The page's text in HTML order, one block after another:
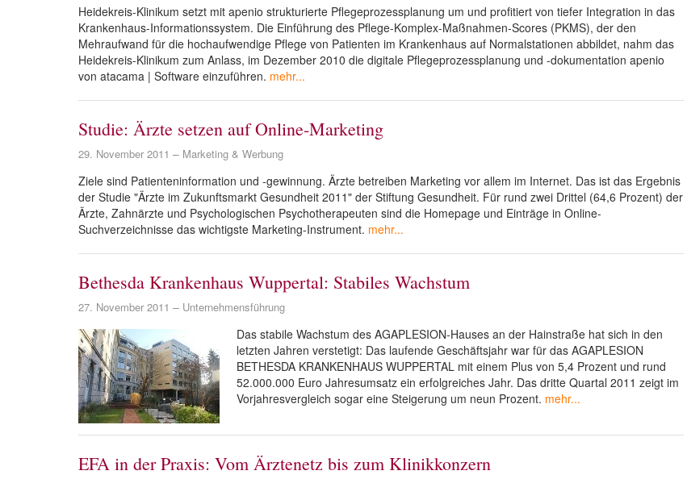
Heidekreis-Klinikum setzt mit apenio strukturierte Pflegeprozessplanung um und profitiert von tiefer Integration in das
Krankenhaus-Informationssystem. Die Einführung des Pflege-Komplex-Maßnahmen-Scores (PKMS), der den
Mehraufwand für die hochaufwendige Pflege von Patienten im Krankenhaus auf Normalstationen abbildet, nahm das
Heidekreis-Klinikum zum Anlass, im Dezember 2010 die digitale Pflegeprozessplanung und -dokumentation apenio
von atacama | Software einzuführen. mehr...
Studie: Ärzte setzen auf Online-Marketing
29. November 2011 Marketing & Werbung
Ziele sind Patienteninformation und -gewinnung. Ärzte betreiben Marketing vor allem im Internet. Das ist das Ergebnis
der Studie "Ärzte im Zukunftsmarkt Gesundheit 2011" der Stiftung Gesundheit. Für rund zwei Drittel (64,6 Prozent) der
Ärzte, Zahnärzte und Psychologischen Psychotherapeuten sind die Homepage und Einträge in Online-
Suchverzeichnisse das wichtigste Marketing-Instrument. mehr...
Bethesda Krankenhaus Wuppertal: Stabiles Wachstum
27. November 2011 Unternehmensführung
Das stabile Wachstum des AGAPLESION-Hauses an der Hainstraße hat sich in den
letzten Jahren verstetigt: Das laufende Geschäftsjahr war für das AGAPLESION
BETHESDA KRANKENHAUS WUPPERTAL mit einem Plus von 5,4 Prozent und rund
52.000.000 Euro Jahresumsatz ein erfolgreiches Jahr. Das dritte Quartal 2011 zeigt im
Vorjahresvergleich sogar eine Steigerung um neun Prozent. mehr...
EFA in der Praxis: Vom Ärztenetz bis zum Klinikkonzern